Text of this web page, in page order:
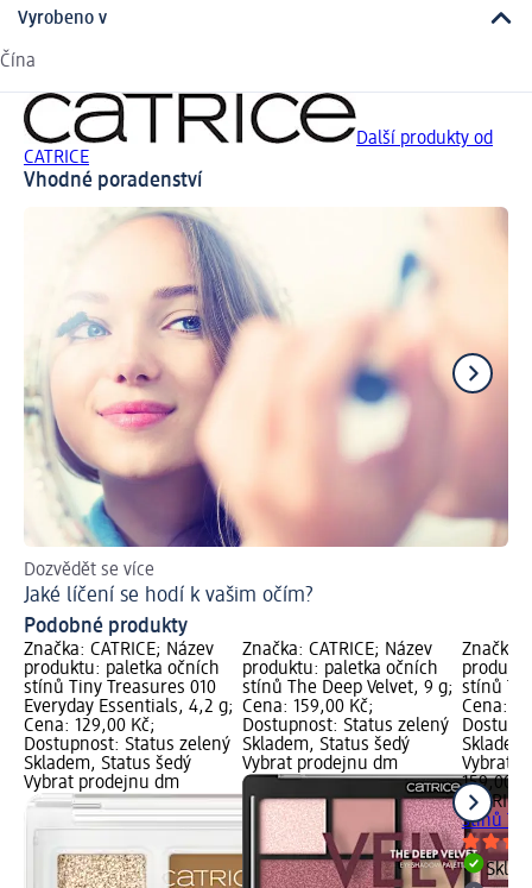
Vyrobeno v
Čína
Další produkty od
CATRICE
Vhodné poradenství
Dozvědět se více
Jaké líčení se hodí k vašim očím?
Podobné produkty
Značka: CATRICE; Název
produktu: paletka očních
stínů Tiny Treasures 010
Everyday Essentials, 4,2 g;
Cena: 129,00 Kč;
Dostupnost: Status zelený
Skladem, Status šedý
Vybrat prodejnu dm
Značka: CATRICE; Název
produktu: paletka očních
stínů The Deep Velvet, 9 g;
Cena: 159,00 Kč;
Dostupnost: Status zelený
Skladem, Status šedý
Vybrat prodejnu dm
Značka:
stínů
Cena:
Vybrat
159,00
CATRICE
stínů